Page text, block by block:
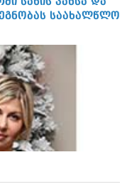
საახალწლო